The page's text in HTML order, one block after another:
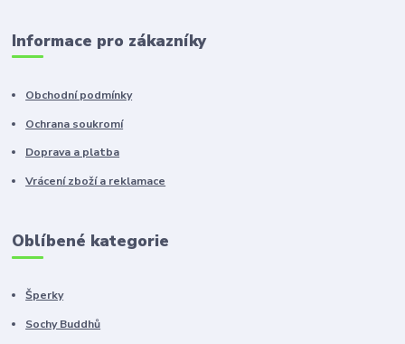
Informace pro zákazníky
Obchodní podmínky
Ochrana soukromí
Doprava a platba
Vrácení zboží a reklamace
Oblíbené kategorie
Šperky
Sochy Buddhů